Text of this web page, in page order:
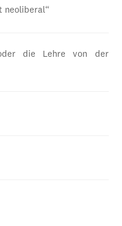
neoliberal“
die Lehre von der